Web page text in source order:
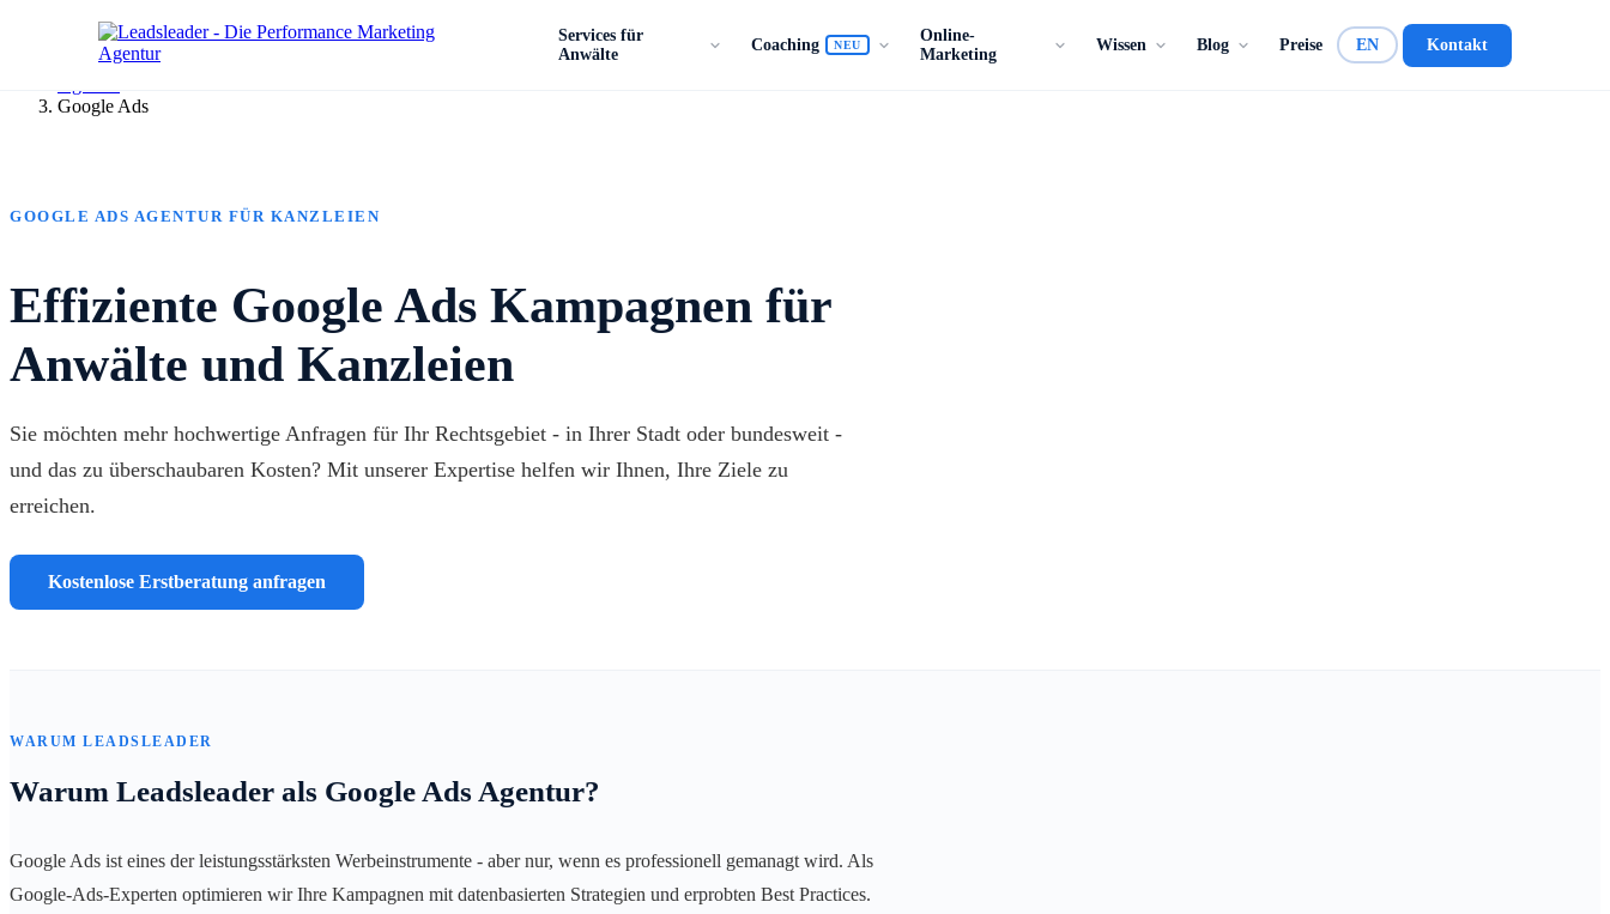
Services für
Anwälte
Coaching NEU
Online-
Marketing
Wissen Blog Preise EN Kontakt
Google Ads
GOOGLE ADS AGENTUR FÜR KANZLEIEN
Effiziente Google Ads Kampagnen für
Anwälte und Kanzleien
Sie möchten mehr hochwertige Anfragen für Ihr Rechtsgebiet - in Ihrer Stadt oder bundesweit -
und das zu überschaubaren Kosten? Mit unserer Expertise helfen wir Ihnen, Ihre Ziele zu
erreichen.
Kostenlose Erstberatung anfragen
WARUM LEADSLEADER
Warum Leadsleader als Google Ads Agentur?
Google Ads ist eines der leistungsstärksten Werbeinstrumente - aber nur, wenn es professionell gemanagt wird. Als
Google-Ads-Experten optimieren wir Ihre Kampagnen mit datenbasierten Strategien und erprobten Best Practices.